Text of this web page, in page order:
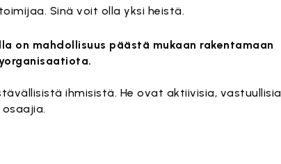
Sinä voit olla yksi heistä.
on mahdollisuus päästä mukaan rakentamaan
ihmisistä. He ovat aktiivisia, vastuullisia